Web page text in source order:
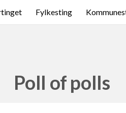
Fylkesting
Poll of polls